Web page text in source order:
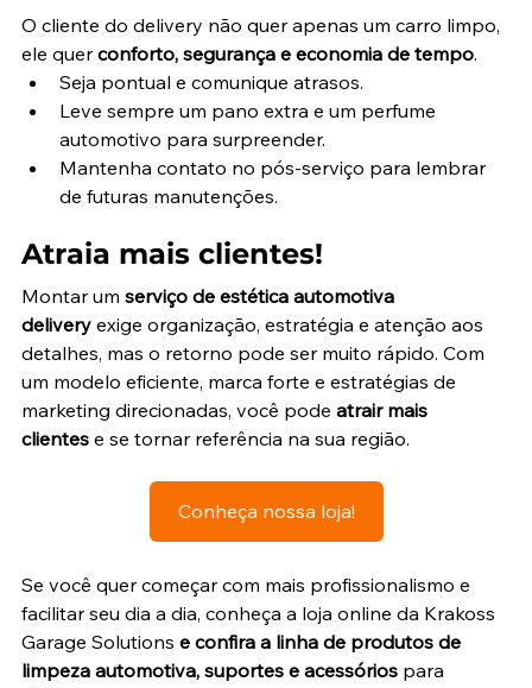
O cliente do delivery não quer apenas um carro limpo,
ele quer conforto, segurança e economia de tempo.
Seja pontual e comunique atrasos.
Leve sempre um pano extra e um perfume
automotivo para surpreender.
Mantenha contato no pós-serviço para lembrar
de futuras manutenções.
Atraia mais clientes!
Montar um serviço de estética automotiva
delivery exige organização, estratégia e atenção aos
detalhes, mas o retorno pode ser muito rápido. Com
um modelo eficiente, marca forte e estratégias de
marketing direcionadas, você pode atrair mais
clientes e se tornar referência na sua região.
Conheça nossa loja!
Se você quer começar com mais profissionalismo e
facilitar seu dia a dia, conheça a loja online da Krakoss
Garage Solutions e confira a linha de produtos de
limpeza automotiva, suportes e acessórios para